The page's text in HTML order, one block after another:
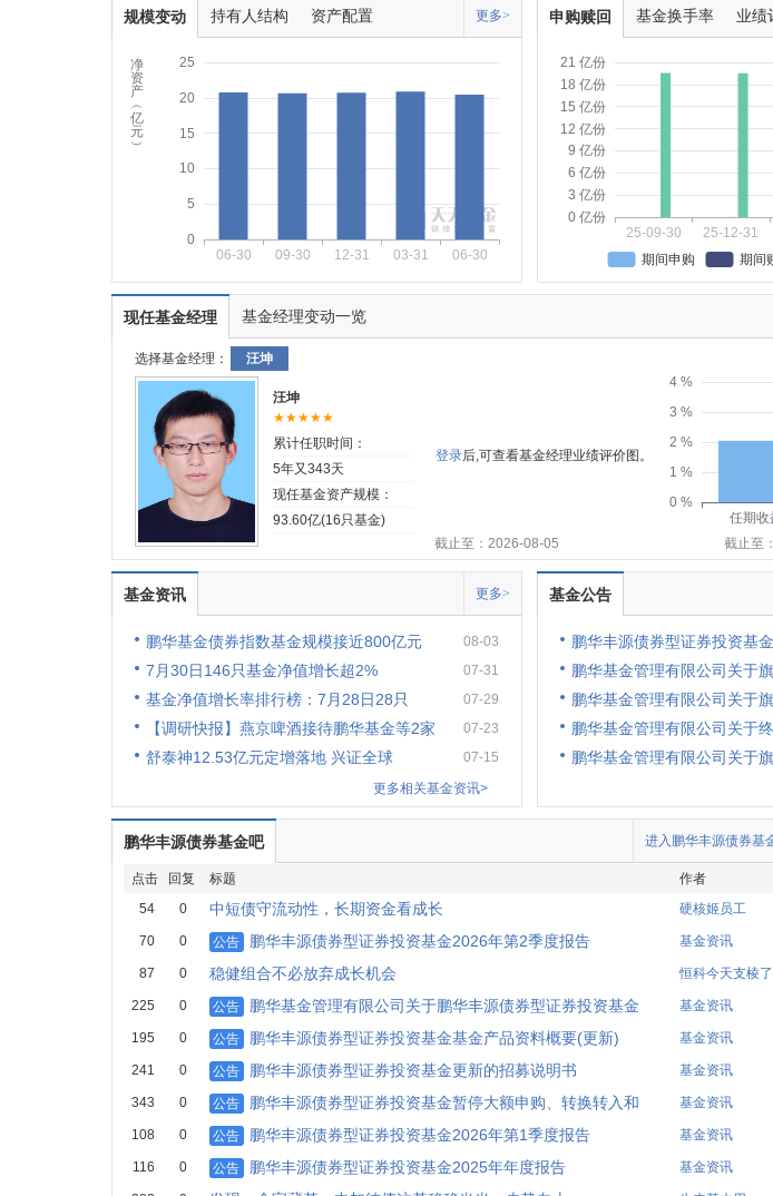
规模变动 持有人结构 资产配置 更多>
净
资
产
︵
亿
元
︶
0
5
10
15
20
25
06-30 09-30 12-31 03-31 06-30
申购赎回 基金换手率 业绩
0 亿份
3 亿份
6 亿份
9 亿份
12 亿份
15 亿份
18 亿份
21 亿份
25-09-30 25-12-31
期间申购
期间
现任基金经理 基金经理变动一览
选择基金经理： 汪坤
汪坤
★★★★★
累计任职时间：
5年又343天
现任基金资产规模：
93.60亿(16只基金)
登录后,可查看基金经理业绩评价图。
0 %
1 %
2 %
3 %
4 %
任期收
截止至：2026-08-05
截止至
基金资讯 更多>
鹏华基金债券指数基金规模接近800亿元 08-03
7月30日146只基金净值增长超2% 07-31
基金净值增长率排行榜：7月28日28只 07-29
【调研快报】燕京啤酒接待鹏华基金等2家 07-23
舒泰神12.53亿元定增落地 兴证全球
07-15
更多相关基金资讯>
基金公告
鹏华丰源债券型证券投资基
鹏华基金管理有限公司关于
鹏华基金管理有限公司关于
鹏华基金管理有限公司关于
鹏华基金管理有限公司关于
鹏华丰源债券基金吧 进入鹏华丰源债券基
点击 回复 标题 作者
54
0 中短债守流动性，长期资金看成长 硬核姬员工
70 0 公告 鹏华丰源债券型证券投资基金2026年第2季度报告 基金资讯
87 0 稳健组合不必放弃成长机会 恒科今天支棱
225 0 公告 鹏华基金管理有限公司关于鹏华丰源债券型证券投资基金 基金资讯
195 0 公告 鹏华丰源债券型证券投资基金基金产品资料概要(更新) 基金资讯
241 0 公告 鹏华丰源债券型证券投资基金更新的招募说明书 基金资讯
343 0 公告 鹏华丰源债券型证券投资基金暂停大额申购、转换转入和 基金资讯
108 0 公告 鹏华丰源债券型证券投资基金2026年第1季度报告 基金资讯
116 0 公告 鹏华丰源债券型证券投资基金2025年年度报告 基金资讯